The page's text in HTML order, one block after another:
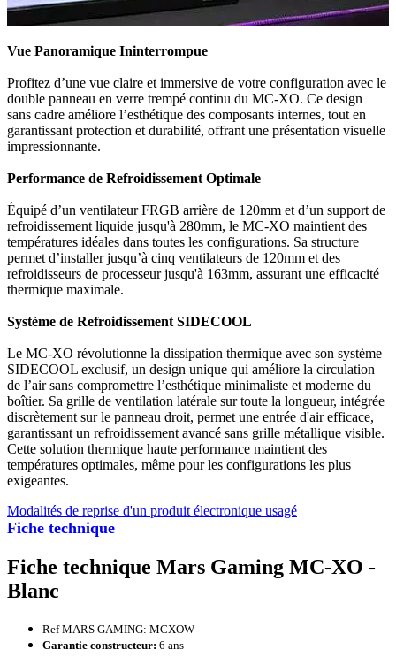
Fiche technique
Vue Panoramique Ininterrompue
Profitez d’une vue claire et immersive de votre configuration avec le
double panneau en verre trempé continu du MC-XO. Ce design
sans cadre améliore l’esthétique des composants internes, tout en
garantissant protection et durabilité, offrant une présentation visuelle
impressionnante.
Performance de Refroidissement Optimale
Équipé d’un ventilateur FRGB arrière de 120mm et d’un support de
refroidissement liquide jusqu'à 280mm, le MC-XO maintient des
températures idéales dans toutes les configurations. Sa structure
permet d’installer jusqu’à cinq ventilateurs de 120mm et des
refroidisseurs de processeur jusqu'à 163mm, assurant une efficacité
thermique maximale.
Système de Refroidissement SIDECOOL
Le MC-XO révolutionne la dissipation thermique avec son système
SIDECOOL exclusif, un design unique qui améliore la circulation
de l’air sans compromettre l’esthétique minimaliste et moderne du
boîtier. Sa grille de ventilation latérale sur toute la longueur, intégrée
discrètement sur le panneau droit, permet une entrée d'air efficace,
garantissant un refroidissement avancé sans grille métallique visible.
Cette solution thermique haute performance maintient des
températures optimales, même pour les configurations les plus
exigeantes.
Modalités de reprise d'un produit électronique usagé
Fiche technique Mars Gaming MC-XO -
Blanc
Ref MARS GAMING: MCXOW
Garantie constructeur: 6 ans